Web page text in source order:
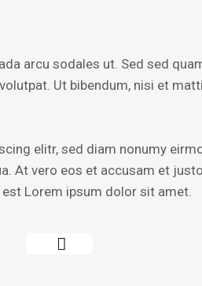
arcu sodales ut. Sed sed
Ut bibendum, nisi et
elitr, sed diam nonumy
At vero eos et accusam et
Lorem ipsum dolor sit amet.